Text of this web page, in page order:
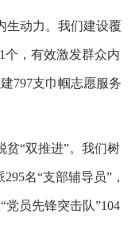
动力。我们建设覆
个，有效激发群众内
797支巾帼志愿服务
“双推进”。我们树
名“支部辅导员”，
党员先锋突击队”104